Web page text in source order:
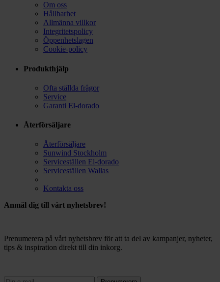
Om oss
Hållbarhet
Allmänna villkor
Integritetspolicy
Öppenhetslagen
Cookie-policy
Produkthjälp
Ofta ställda frågor
Service
Garanti El-dorado
Återförsäljare
Återförsäljare
Sunwind Stockholm
Serviceställen El-dorado
Serviceställen Wallas
Kontakta oss
Anmäl dig till vårt nyhetsbrev!
Prenumerera på vårt nyhetsbrev för att ta del av kampanjer, nyheter,
tips & inspiration direkt till din inkorg.